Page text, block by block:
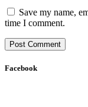
Save my name,
time I comment.
Facebook